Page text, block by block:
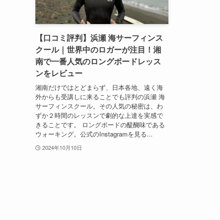
【口コミ評判】浜瀬 海サーフィンス
クール｜世界中のロガーが注目！湘
南で一番人気のロングボードレッス
ンをレビュー
湘南だけではとどまらず、日本各地、遠く海
外からも受講しに来ることでも評判の浜瀬 海
サーフィンスクール。その人気の秘密は、わ
ずか２時間のレッスンで劇的な上達を実感で
きることです。 ロングボードの醍醐味である
ウォーキング。公式のInstagramを見る...
2024年10月10日